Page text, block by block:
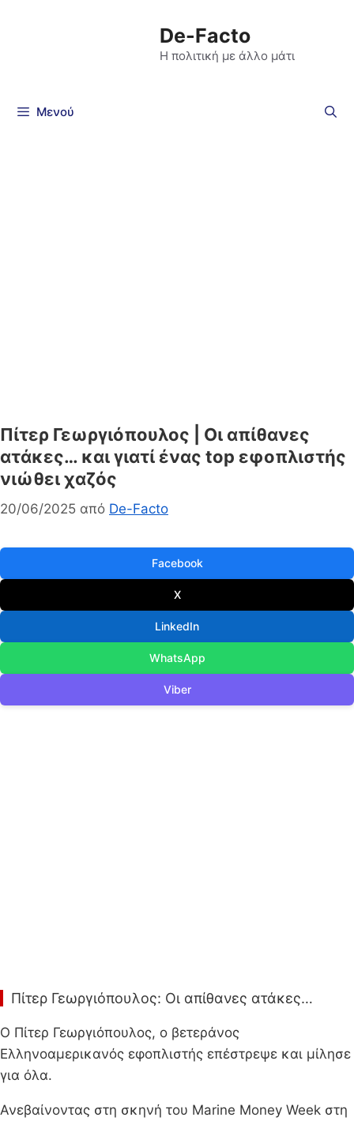
De-Facto
Η πολιτική με άλλο μάτι
Μενού
Πίτερ Γεωργιόπουλος | Οι απίθανες
ατάκες… και γιατί ένας top εφοπλιστής
νιώθει χαζός
20/06/2025 από De-Facto
Facebook
X
LinkedIn
WhatsApp
Viber
Πίτερ Γεωργιόπουλος: Οι απίθανες ατάκες…
Ο Πίτερ Γεωργιόπουλος, ο βετεράνος
Ελληνοαμερικανός εφοπλιστής επέστρεψε και μίλησε
για όλα.
Ανεβαίνοντας στη σκηνή του Marine Money Week στη